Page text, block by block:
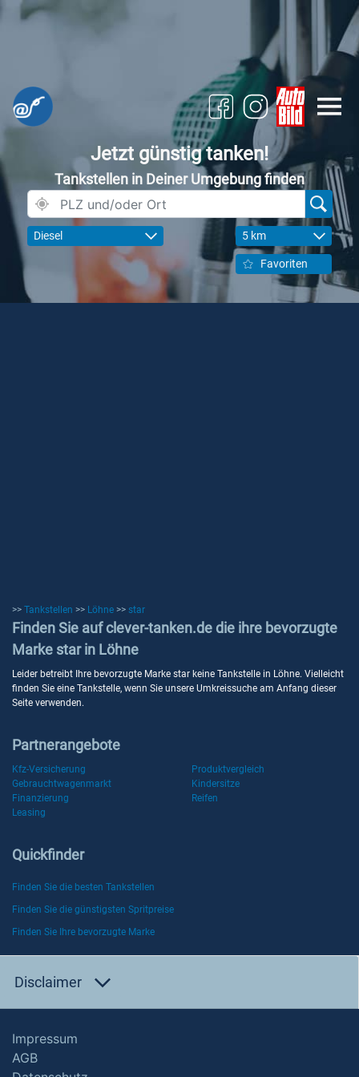
Jetzt günstig tanken!
Tankstellen in Deiner Umgebung finden
Diesel 5 km
Favoriten
>> Tankstellen >> Löhne >> star
Finden Sie auf clever-tanken.de die ihre bevorzugte
Marke star in Löhne
Leider betreibt Ihre bevorzugte Marke star keine Tankstelle in Löhne. Vielleicht
finden Sie eine Tankstelle, wenn Sie unsere Umkreissuche am Anfang dieser
Seite verwenden.
Partnerangebote
Kfz-Versicherung
Produktvergleich
Gebrauchtwagenmarkt
Kindersitze
Finanzierung
Reifen
Leasing
Quickfinder
Finden Sie die besten Tankstellen
Finden Sie die günstigsten Spritpreise
Finden Sie Ihre bevorzugte Marke
Disclaimer
Impressum
AGB